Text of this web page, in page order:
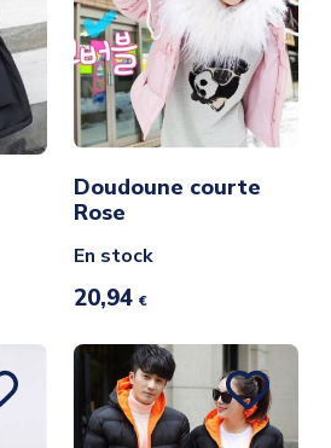
Doudoune courte
Rose
En stock
20,94 €